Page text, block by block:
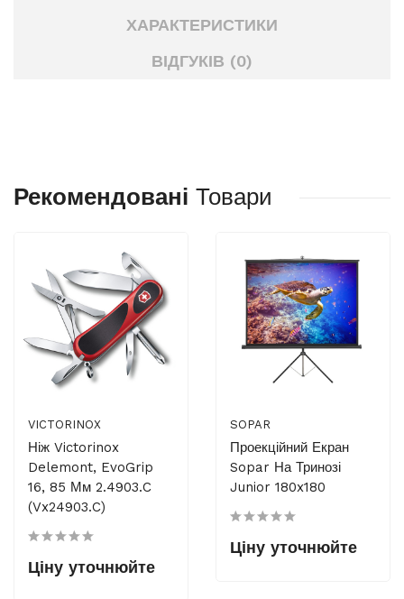
ХАРАКТЕРИСТИКИ
ВІДГУКІВ (0)
Рекомендовані Товари
VICTORINOX
Ніж Victorinox
Delemont, EvoGrip
16, 85 Мм 2.4903.C
(Vx24903.C)
Ціну уточнюйте
SOPAR
Проекційний Екран
Sopar На Тринозі
Junior 180x180
Ціну уточнюйте